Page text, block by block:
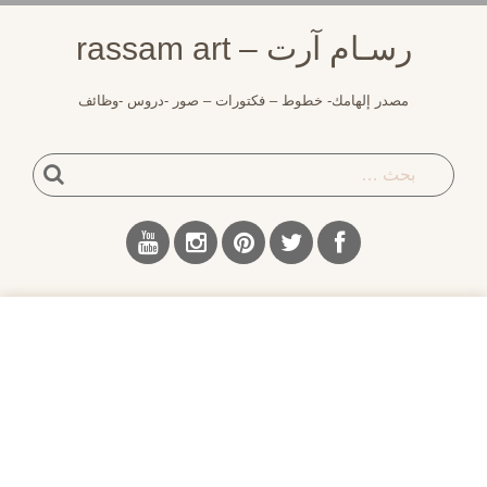
رسـام آرت – rassam art
مصدر إلهامك- خطوط – فكتورات – صور -دروس -وظائف